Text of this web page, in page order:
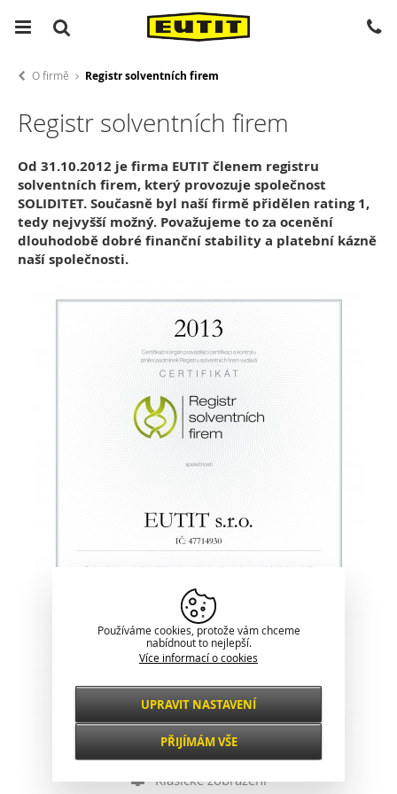
O firmě Registr solventních firem
Registr solventních firem
Od 31.10.2012 je firma EUTIT členem registru
solventních firem, který provozuje společnost
SOLIDITET. Současně byl naší firmě přidělen rating 1,
tedy nejvyšší možný. Považujeme to za ocenění
dlouhodobě dobré finanční stability a platební kázně
naší společnosti.
Klasické zobrazení
Používáme cookies, protože vám chceme
nabídnout to nejlepší.
Více informací o cookies
Nezbytné
VŽDY AKTIVNÍ
základní statistiky o návštěvnících.
Funkční a
UPRAVIT NASTAVENÍ
PŘIJÍMÁM VŠE